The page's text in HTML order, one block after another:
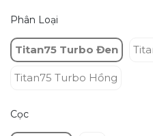
Phân Loại
Titan75 Turbo Đen
Titan75 Turbo Hồng
Cọc